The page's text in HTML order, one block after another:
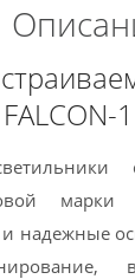
надежные